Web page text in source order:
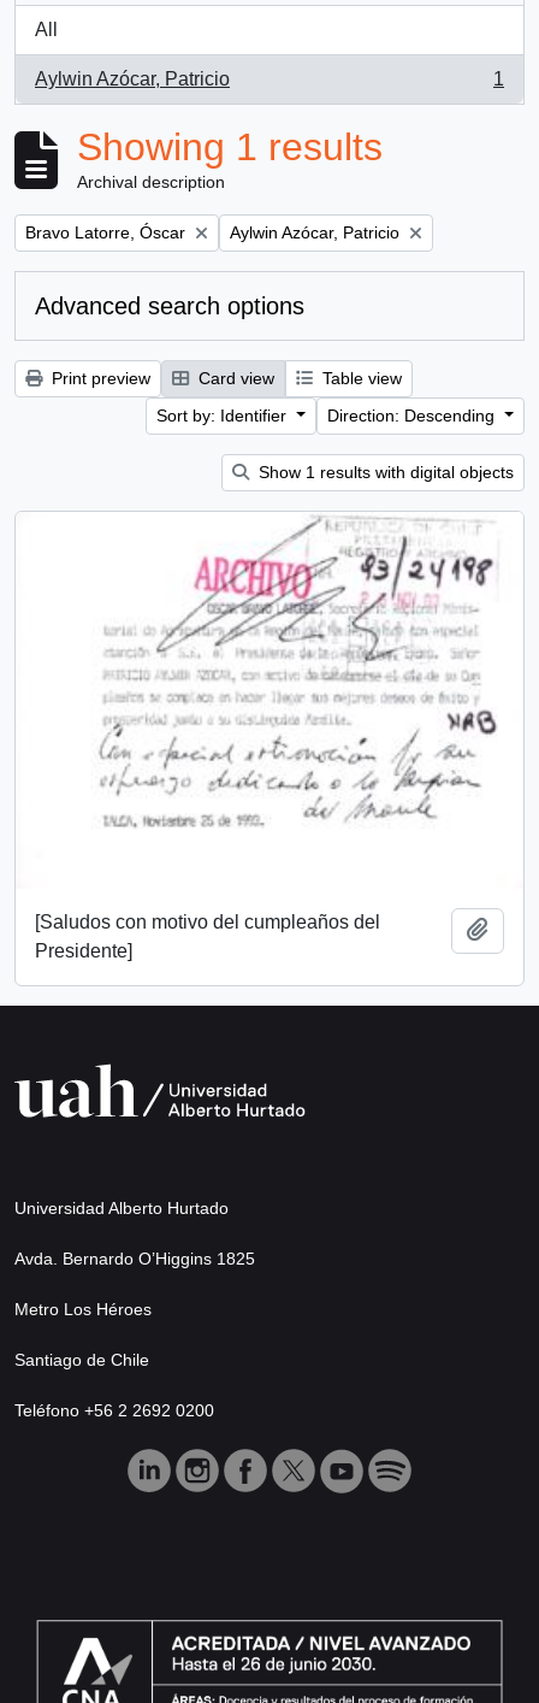
All
Aylwin Azócar, Patricio
, 1 results
1
Showing 1 results
Archival description
Remove filter:
Bravo Latorre, Óscar Remove filter:
Aylwin Azócar, Patricio
Advanced search options
Print preview Card view
Table view
Sort by: Identifier
Direction: Descending
Show 1 results with digital objects
[Saludos con motivo del cumpleaños del
Presidente]
Universidad Alberto Hurtado
Avda. Bernardo O’Higgins 1825
Metro Los Héroes
Santiago de Chile
Teléfono +56 2 2692 0200